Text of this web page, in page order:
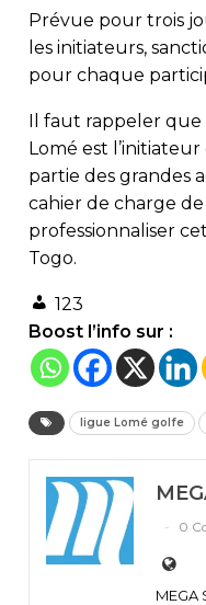
Prévue pour trois
les initiateurs,
pour chaque
Il faut rappeler que
Lomé est
partie des grandes
cahier de charge
professionnaliser
Togo.
123
Boost l’info sur :
ligue Lomé golfe
0
MEGA